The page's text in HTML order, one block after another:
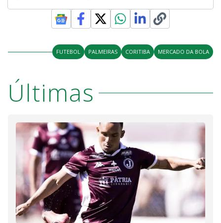
FUTEBOL PALMEIRAS CORITIBA MERCADO DA BOLA
Últimas